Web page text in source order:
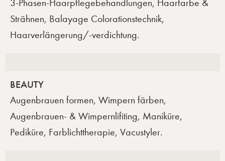
3-Phasen-Haarpflegebehandlungen, Haarfarbe &
Strähnen, Balayage Colorationstechnik,
Haarverlängerung/-verdichtung.
BEAUTY
Augenbrauen formen, Wimpern färben,
Augenbrauen- & Wimpernlifiting, Maniküre,
Pediküre, Farblichttherapie, Vacustyler.